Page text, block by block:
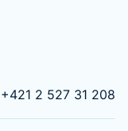
+421 2 527 31 208